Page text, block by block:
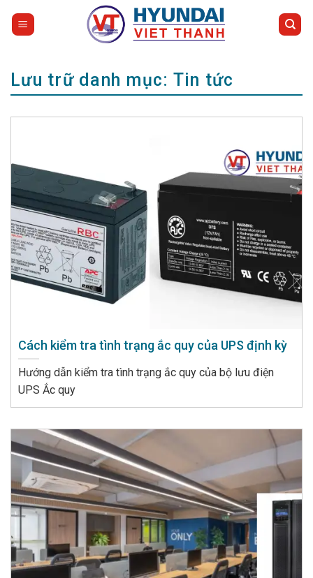
Lưu trữ danh mục: Tin tức
Cách kiểm tra tình trạng ắc quy của UPS định kỳ
Hướng dẫn kiểm tra tình trạng ắc quy của bộ lưu điện
UPS Ắc quy